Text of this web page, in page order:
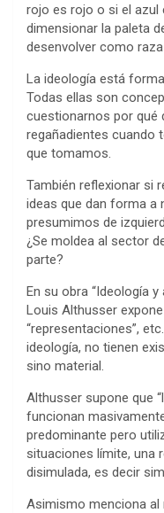
rojo es rojo o si el azul
dimensionar la paleta
desenvolver como
La ideología está
Todas ellas son
cuestionarnos por qué
regañadientes cuando
que tomamos.
También reflexionar si
ideas que dan forma a
presumimos de
¿Se moldea al sector
parte?
En su obra “Ideología
Louis Althusser
“representaciones”,
ideología, no tienen
sino material.
Althusser supone que
funcionan
predominante pero
situaciones límite, una
disimulada, es decir
Asimismo menciona